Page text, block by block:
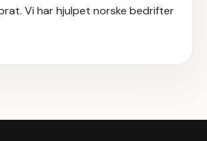
Vi har hjulpet norske bedrifter